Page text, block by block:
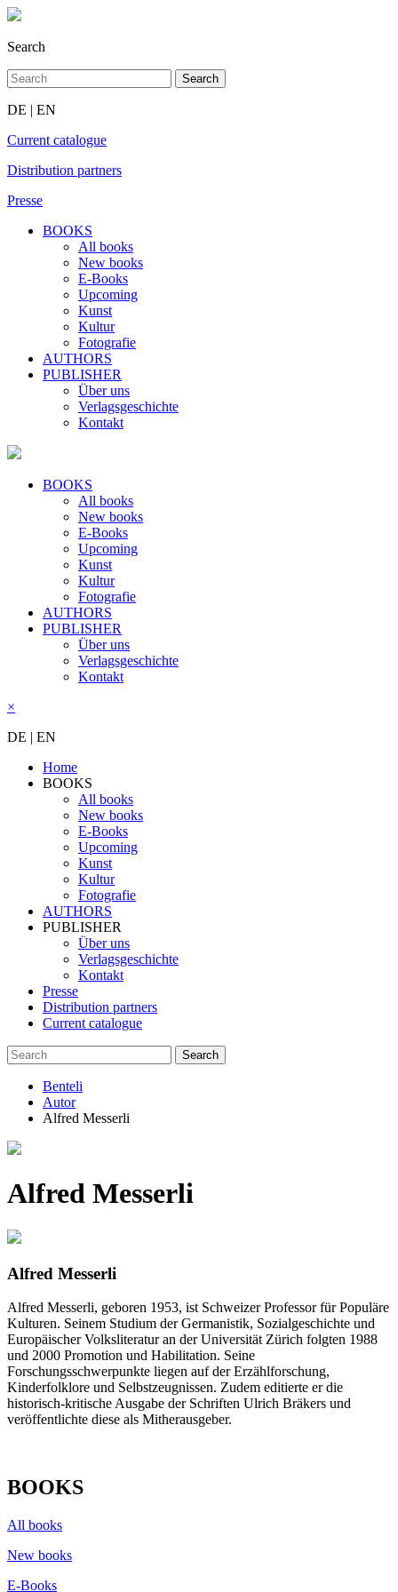
Search
DE | EN
Current catalogue
Distribution partners
Presse
BOOKS
All books
New books
E-Books
Upcoming
Kunst
Kultur
Fotografie
AUTHORS
PUBLISHER
Über uns
Verlagsgeschichte
Kontakt
BOOKS
All books
New books
E-Books
Upcoming
Kunst
Kultur
Fotografie
AUTHORS
PUBLISHER
Über uns
Verlagsgeschichte
Kontakt
×
DE | EN
Home
BOOKS
All books
New books
E-Books
Upcoming
Kunst
Kultur
Fotografie
AUTHORS
PUBLISHER
Über uns
Verlagsgeschichte
Kontakt
Presse
Distribution partners
Current catalogue
Benteli
Autor
Alfred Messerli
Alfred Messerli
Alfred Messerli
Alfred Messerli, geboren 1953, ist Schweizer Professor für Populäre
Kulturen. Seinem Studium der Germanistik, Sozialgeschichte und
Europäischer Volksliteratur an der Universität Zürich folgten 1988
und 2000 Promotion und Habilitation. Seine
Forschungsschwerpunkte liegen auf der Erzählforschung,
Kinderfolklore und Selbstzeugnissen. Zudem editierte er die
historisch-kritische Ausgabe der Schriften Ulrich Bräkers und
veröffentlichte diese als Mitherausgeber.
BOOKS
All books
New books
E-Books